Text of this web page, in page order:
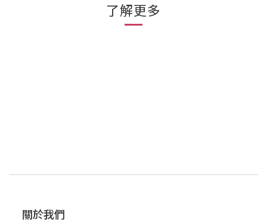
了解更多
關於我們